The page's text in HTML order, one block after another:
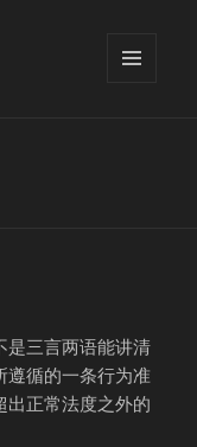
是三言两语能讲清
遵循的一条行为准
出正常法度之外的